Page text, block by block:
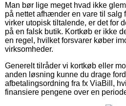
Man bør lige meget hvad ikke
på nettet afhænder en vare til salg
virker utopisk tiltalende, er det for
på en falsk butik. Kortkøb er ikke
en regel, hvilket forsvarer køber
virksomheder.
Generelt tilråder vi kortkøb eller
anden løsning kunne du drage
afbetalingsordning fra fx ViaBill,
finansiere pengene over en